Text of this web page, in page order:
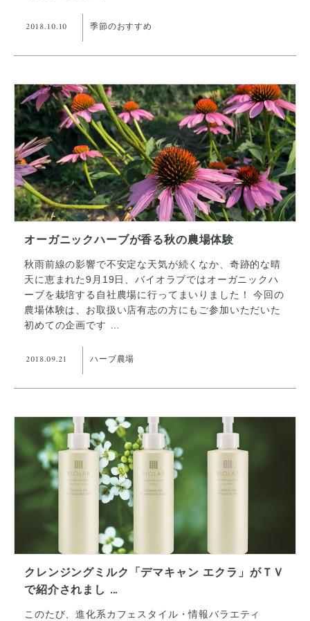
2018.10.10 季節のおすすめ
オーガニックハーブが香る秋の農場体験
秋雨前線の影響で不安定な天気が続くなか、奇跡的な晴
天に恵まれた9月19日、バイオラブではオーガニックハ
ーブを栽培する自社農場に行ってまいりました！ 今回の
農場体験は、お取扱い店有志の方にもご参加いただいた
初めての企画です …
2018.09.21 ハーブ農場
クレンジングミルク「デマキャン エクラ」がＴＶ
で紹介されまし ...
このたび、進化系カフェスタイル・情報バラエティ